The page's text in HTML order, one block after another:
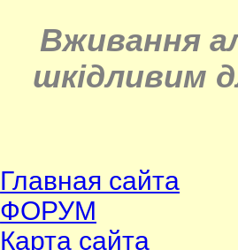
Вживання
шкідливим
Главная сайта
ФОРУМ
Карта сайта